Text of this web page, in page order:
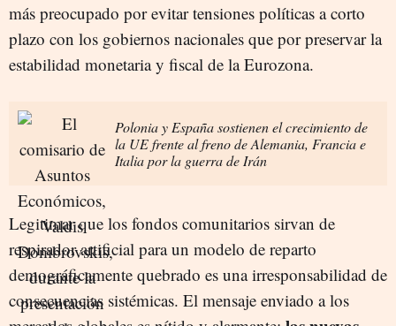
más preocupado por evitar tensiones políticas a corto
plazo con los gobiernos nacionales que por preservar la
estabilidad monetaria y fiscal de la Eurozona.
Polonia y España sostienen el crecimiento de
la UE frente al freno de Alemania, Francia e
Italia por la guerra de Irán
Legitimar que los fondos comunitarios sirvan de
respirador artificial para un modelo de reparto
demográficamente quebrado es una irresponsabilidad de
consecuencias sistémicas. El mensaje enviado a los